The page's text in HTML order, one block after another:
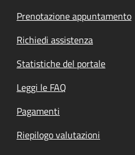
Prenotazione appuntamento
Richiedi assistenza
Statistiche del portale
Leggi le FAQ
Pagamenti
Riepilogo valutazioni